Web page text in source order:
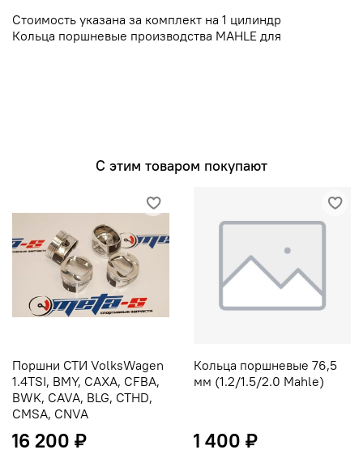
Стоимость указана за комплект на 1 цилиндр
Кольца поршневые производства MAHLE для
С этим товаром покупают
Поршни СТИ VolksWagen
1.4TSI, BMY, CAXA, CFBA,
BWK, CAVA, BLG, CTHD,
CMSA, CNVA
16 200 ₽
Кольца поршневые 76,5
мм (1.2/1.5/2.0 Mahle)
1 400 ₽